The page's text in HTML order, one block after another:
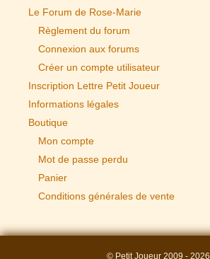
Le Forum de Rose-Marie
Règlement du forum
Connexion aux forums
Créer un compte utilisateur
Inscription Lettre Petit Joueur
Informations légales
Boutique
Mon compte
Mot de passe perdu
Panier
Conditions générales de vente
© Petit Joueur 2009 - 2026